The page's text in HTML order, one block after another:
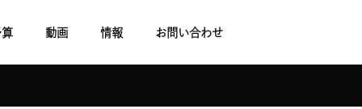
算 動画 情報 お問い合わせ